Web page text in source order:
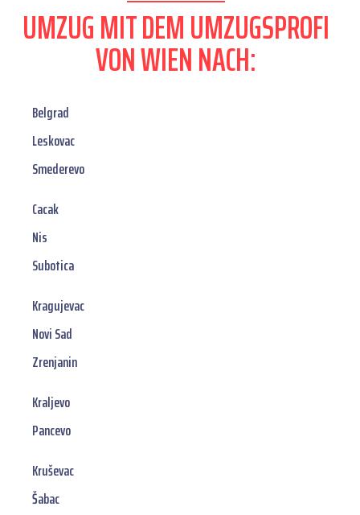
UMZUG MIT DEM UMZUGSPROFI
VON WIEN NACH:
Belgrad
Leskovac
Smederevo
Cacak
Nis
Subotica
Kragujevac
Novi Sad
Zrenjanin
Kraljevo
Pancevo
Kruševac
Šabac